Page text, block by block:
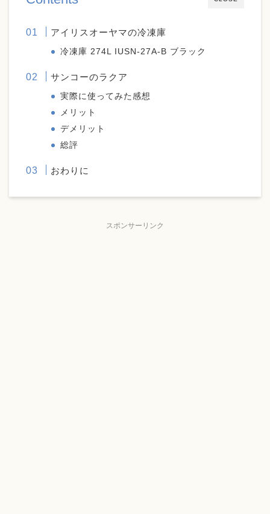
アイリスオーヤマの冷凍庫
冷凍庫 274L IUSN-27A-B ブラック
サンコーのラクア
実際に使ってみた感想
メリット
デメリット
総評
おわりに
スポンサーリンク